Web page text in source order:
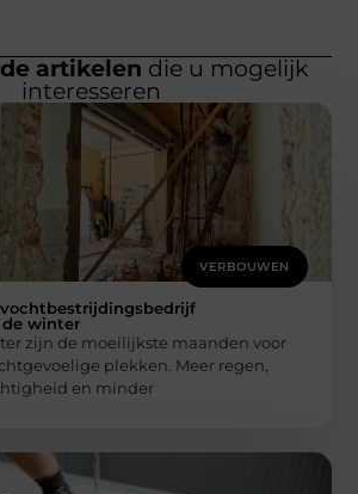
artikelen die u mogelijk
interesseren
VERBOUWEN
winter
zijn de moeilijkste maanden voor
plekken. Meer regen,
en minder